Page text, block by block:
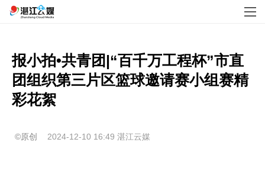
报小拍•共青团|“百千万工程杯”市直
团组织第三片区篮球邀请赛小组赛精
彩花絮
©原创 2024-12-10 16:49 湛江云媒